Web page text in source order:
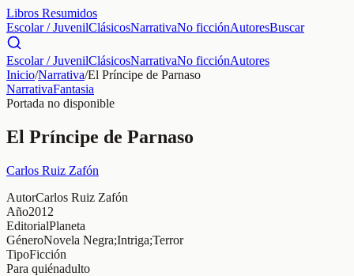
Libros Resumidos
Escolar / JuvenilClásicosNarrativaNo ficciónAutoresBuscar
Escolar / JuvenilClásicosNarrativaNo ficciónAutores
Inicio/Narrativa/El Príncipe de Parnaso
NarrativaFantasia
Portada no disponible
El Príncipe de Parnaso
Carlos Ruiz Zafón
AutorCarlos Ruiz Zafón
Año2012
EditorialPlaneta
GéneroNovela Negra;Intriga;Terror
TipoFicción
Para quiénadulto